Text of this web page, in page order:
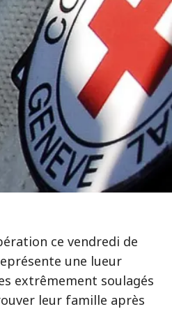
ce vendredi de
une lueur
extrêmement soulagés
leur famille après